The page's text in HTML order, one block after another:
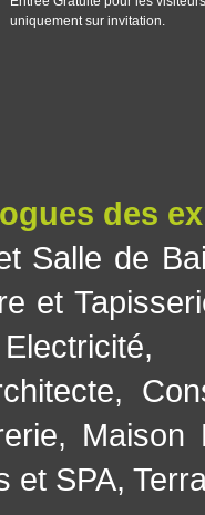
uniquement sur invitation.
des
Salle de
et
Electricité
,
, Maison
et SPA,